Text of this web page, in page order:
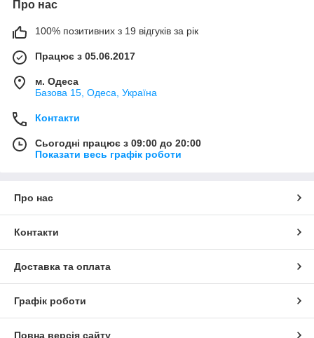
Про нас
100% позитивних з 19 відгуків за рік
Працює з 05.06.2017
м. Одеса
Базова 15, Одеса, Україна
Контакти
Сьогодні працює з 09:00 до 20:00
Показати весь графік роботи
Про нас
Контакти
Доставка та оплата
Графік роботи
Повна версія сайту